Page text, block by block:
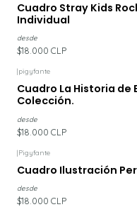
Cuadro Stray Kids
Individual
desde
$18.000 CLP
|pigyfante
Cuadro La Historia de
Colección.
desde
$18.000 CLP
|Pigyfante
Cuadro Ilustración
desde
$18.000 CLP